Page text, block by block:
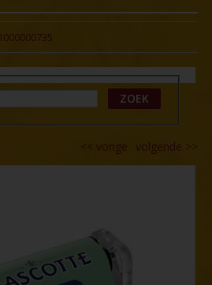
1000000735
ZOEK
volgende >>
<< vorige